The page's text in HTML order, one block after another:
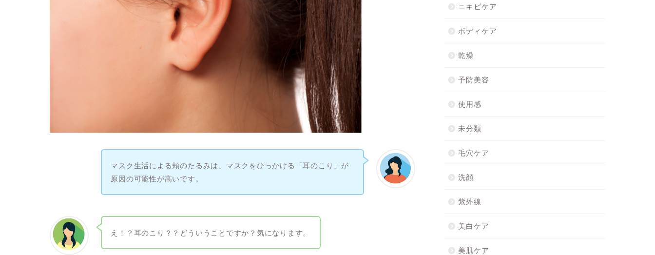
マスク生活による頬のたるみは、マスクをひっかける「耳のこり」が
原因の可能性が高いです。
え！？耳のこり？？どういうことですか？気になります。
ニキビケア
ボディケア
乾燥
予防美容
使用感
未分類
毛穴ケア
洗顔
紫外線
美白ケア
美肌ケア